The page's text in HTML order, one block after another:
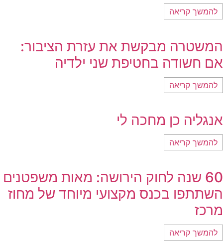
להמשך קריאה
המשטרה מבקשת את עזרת הציבור:
אם חשודה בחטיפת שני ילדיה
להמשך קריאה
אנגליה כן מחכה לי
להמשך קריאה
60 שנה לחוק הירושה: מאות משפטנים
השתתפו בכנס מקצועי מיוחד של מחוז
מרכז
להמשך קריאה